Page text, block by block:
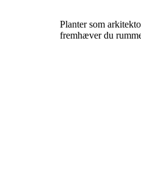
Planter som
fremhæver du